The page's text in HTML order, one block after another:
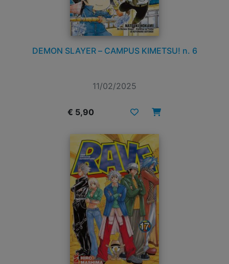
DEMON SLAYER – CAMPUS KIMETSU! n. 6
11/02/2025
€ 5,90